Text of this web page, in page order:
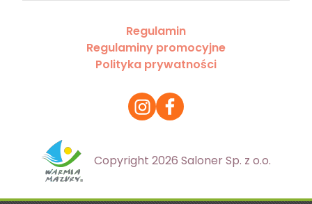
Regulamin
Regulaminy promocyjne
Polityka prywatności
Copyright 2026 Saloner Sp. z o.o.